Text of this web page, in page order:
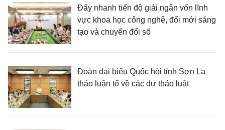
Đẩy nhanh tiến độ giải ngân vốn lĩnh
vực khoa học công nghệ, đổi mới sáng
tạo và chuyển đổi số
Đoàn đại biểu Quốc hội tỉnh Sơn La
thảo luận tổ về các dự thảo luật